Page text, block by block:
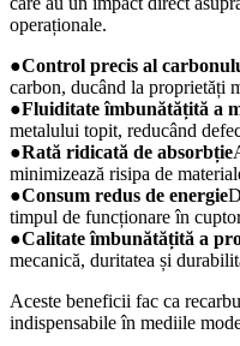
operaționale.
●Control precis al
carbon, ducând la proprietăți
●Fluiditate îmbunătățită a
metalului topit, reducând
●Rată ridicată de absorbție
minimizează risipa de
●Consum redus de energie
timpul de funcționare în
●Calitate îmbunătățită a
mecanică, duritatea și
Aceste beneficii fac ca
indispensabile în mediile